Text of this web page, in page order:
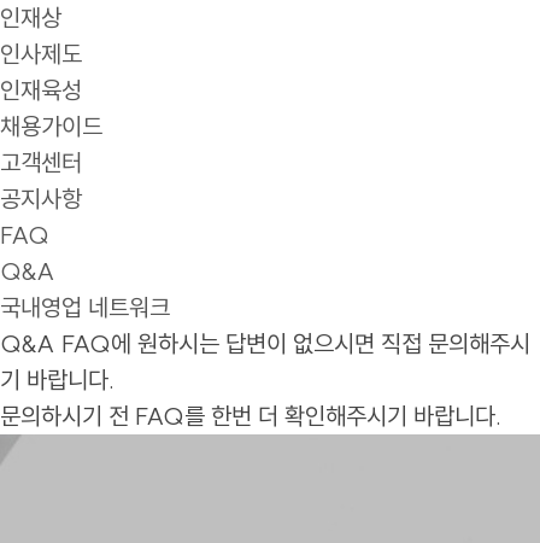
인재상
인사제도
인재육성
채용가이드
고객센터
공지사항
FAQ
Q&A
국내영업 네트워크
Q&A FAQ에 원하시는 답변이 없으시면 직접 문의해주시
기 바랍니다.
문의하시기 전 FAQ를 한번 더 확인해주시기 바랍니다.